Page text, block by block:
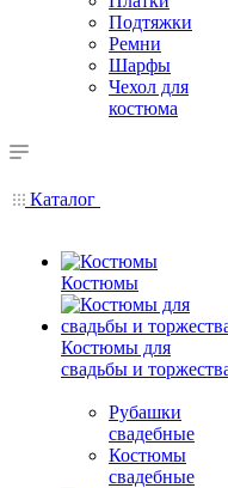
Подтяжки
Ремни
Шарфы
Чехол для
костюма
Каталог
Костюмы
Костюмы для
свадьбы и
Рубашки
свадебные
Костюмы
свадебные